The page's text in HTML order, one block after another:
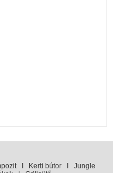
I Kerti bútorI Jungle